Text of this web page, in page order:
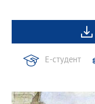
Е-студент